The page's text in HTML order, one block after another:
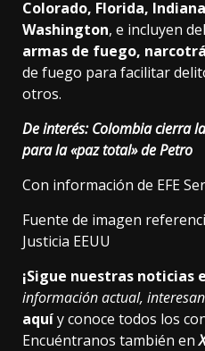
Colorado, Florida,
Washington, e incluyen
armas de fuego,
de fuego para facilitar
otros.
De interés:Colombia cierra
para la «paz total» de Petro
Con información de EFE
Fuente de imagen
Justicia EEUU
¡Sigue nuestras noticias
información actual,
aquíy conoce todos los
Encuéntranos también en